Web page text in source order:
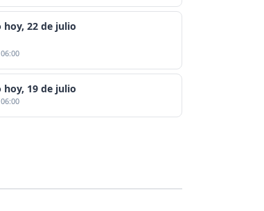
22 de julio
19 de julio